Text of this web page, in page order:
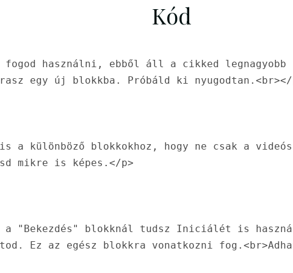
Kód
fogod használni, ebből áll a cikked
egy új blokkba. Próbáld ki nyugodtan.<br></
a különböző blokkokhoz, hogy ne csak a
mikre is képes.</p>
a "Bekezdés" blokknál tudsz Iniciálét is
Ez az egész blokkra vonatkozni